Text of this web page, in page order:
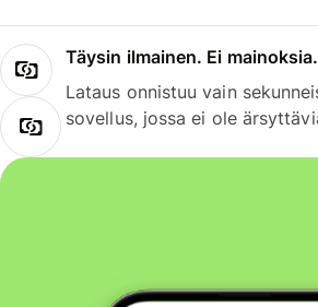
Täysin ilmainen. Ei mainoksia.
Lataus onnistuu vain
sovellus, jossa ei ole